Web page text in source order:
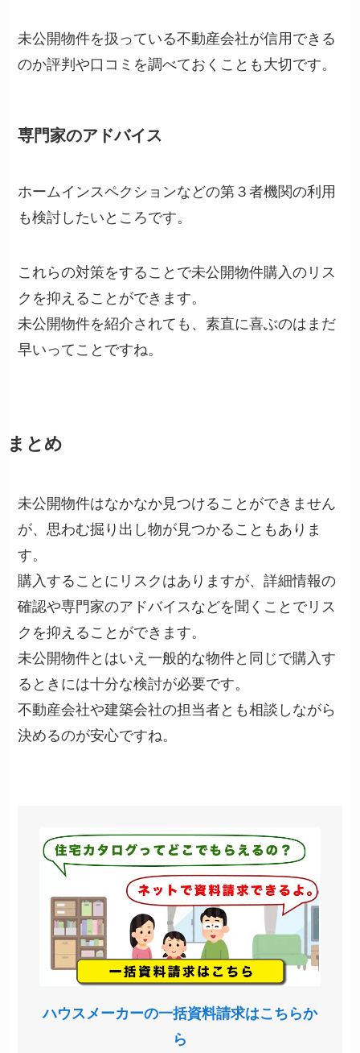
未公開物件を扱っている不動産会社が信用できる
のか評判や口コミを調べておくことも大切です。
専門家のアドバイス
ホームインスペクションなどの第３者機関の利用
も検討したいところです。
これらの対策をすることで未公開物件購入のリス
クを抑えることができます。
未公開物件を紹介されても、素直に喜ぶのはまだ
早いってことですね。
まとめ
未公開物件はなかなか見つけることができません
が、思わむ掘り出し物が見つかることもありま
す。
購入することにリスクはありますが、詳細情報の
確認や専門家のアドバイスなどを聞くことでリス
クを抑えることができます。
未公開物件とはいえ一般的な物件と同じで購入す
るときには十分な検討が必要です。
不動産会社や建築会社の担当者とも相談しながら
決めるのが安心ですね。
ハウスメーカーの一括資料請求はこちらか
ら